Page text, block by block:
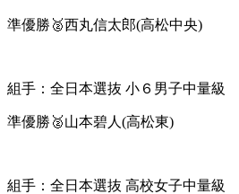
準優勝🥈西丸信太郎(高松中央)
組手：全日本選抜 小６男子中量級
準優勝🥈山本碧人(高松東)
組手：全日本選抜 高校女子中量級